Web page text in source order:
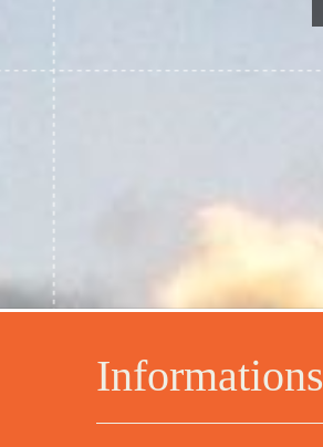
Informations